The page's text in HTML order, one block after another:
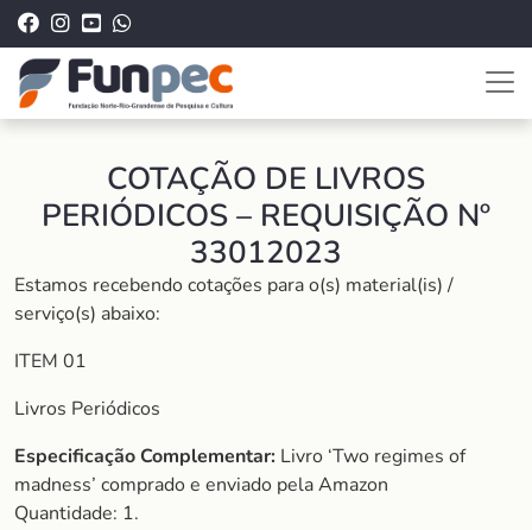
COTAÇÃO DE LIVROS
PERIÓDICOS – REQUISIÇÃO Nº
33012023
Estamos recebendo cotações para o(s) material(is) /
serviço(s) abaixo:
ITEM 01
Livros Periódicos
Especificação Complementar: Livro ‘Two regimes of
madness’ comprado e enviado pela Amazon
Quantidade: 1.